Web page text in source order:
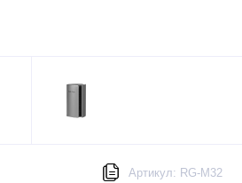
Артикул: RG-M32